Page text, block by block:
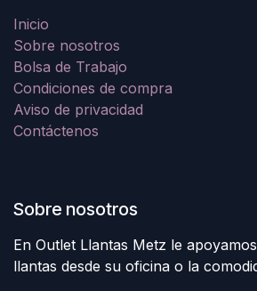
Inicio
Sobre nosotros
Bolsa de Trabajo
Condiciones de compra
Aviso de privacidad
Contáctenos
Sobre nosotros
En Outlet Llantas Metz le
llantas desde su oficina o la